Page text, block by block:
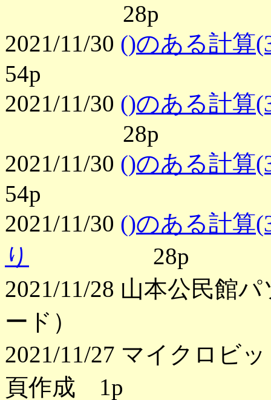
28p
2021/11/30 ()のある計算
54p
2021/11/30 ()のある計算
28p
2021/11/30 ()のある計算
54p
2021/11/30 ()のある計算
り
28p
2021/11/28 山本公民館
ード）
2021/11/27 マイクロビ
頁作成 1p